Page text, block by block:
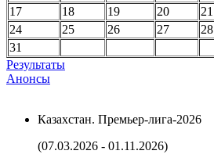
17
18 19 20 21
24
25 26 27 28
31
Результаты
Анонсы
Казахстан. Премьер-лига-2026
(07.03.2026 - 01.11.2026)